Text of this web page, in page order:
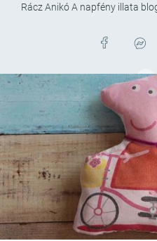
Rácz Anikó A napfény illata